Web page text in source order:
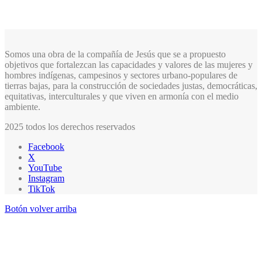
Somos una obra de la compañía de Jesús que se a propuesto
objetivos que fortalezcan las capacidades y valores de las mujeres y
hombres indígenas, campesinos y sectores urbano-populares de
tierras bajas, para la construcción de sociedades justas, democráticas,
equitativas, interculturales y que viven en armonía con el medio
ambiente.
2025 todos los derechos reservados
Facebook
X
YouTube
Instagram
TikTok
Botón volver arriba